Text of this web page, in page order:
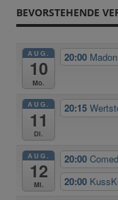
BEVORSTEHENDE
AUG.
10
Mo.
20:00
AUG.
11
Di.
20:15
AUG.
12
Mi.
20:00
20:00